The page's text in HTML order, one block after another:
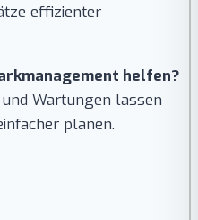
effizienter
helfen?
Wartungen lassen
planen.